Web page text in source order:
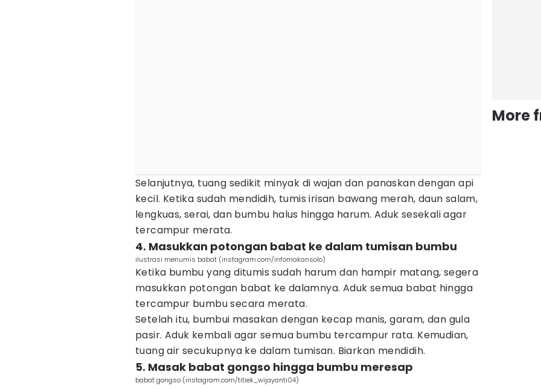
Selanjutnya, tuang sedikit minyak di wajan dan panaskan dengan api
kecil. Ketika sudah mendidih, tumis irisan bawang merah, daun salam,
lengkuas, serai, dan bumbu halus hingga harum. Aduk sesekali agar
tercampur merata.
4. Masukkan potongan babat ke dalam tumisan bumbu
ilustrasi menumis babat (instagram.com/infomakansolo)
Ketika bumbu yang ditumis sudah harum dan hampir matang, segera
masukkan potongan babat ke dalamnya. Aduk semua babat hingga
tercampur bumbu secara merata.
Setelah itu, bumbui masakan dengan kecap manis, garam, dan gula
pasir. Aduk kembali agar semua bumbu tercampur rata. Kemudian,
tuang air secukupnya ke dalam tumisan. Biarkan mendidih.
5. Masak babat gongso hingga bumbu meresap
babat gongso (instagram.com/titiek_wijayanti04)
More